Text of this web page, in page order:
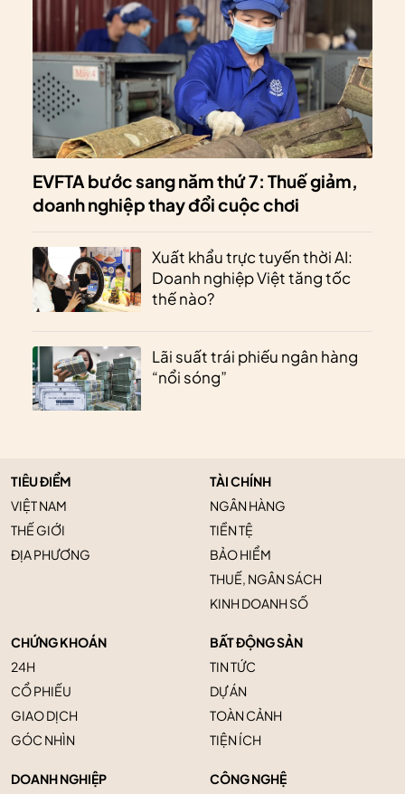
EVFTA bước sang năm thứ 7: Thuế giảm,
doanh nghiệp thay đổi cuộc chơi
Xuất khẩu trực tuyến thời AI:
Doanh nghiệp Việt tăng tốc
thế nào?
Lãi suất trái phiếu ngân hàng
“nổi sóng”
TIÊU ĐIỂM
VIỆT NAM
THẾ GIỚI
ĐỊA PHƯƠNG
TÀI CHÍNH
NGÂN HÀNG
TIỀN TỆ
BẢO HIỂM
THUẾ, NGÂN SÁCH
KINH DOANH SỐ
CHỨNG KHOÁN
24H
CỔ PHIẾU
GIAO DỊCH
GÓC NHÌN
BẤT ĐỘNG SẢN
TIN TỨC
DỰ ÁN
TOÀN CẢNH
TIỆN ÍCH
DOANH NGHIỆP CÔNG NGHỆ